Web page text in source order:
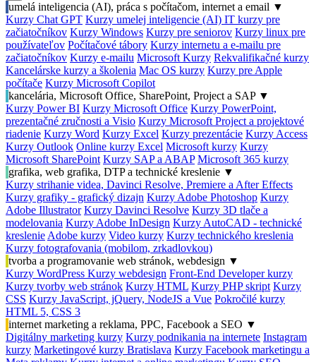
umelá inteligencia (AI), práca s počítačom, internet a email ▼
Kurzy Chat GPT Kurzy umelej inteligencie (AI) IT kurzy pre
začiatočníkov Kurzy Windows Kurzy pre seniorov Kurzy linux pre
používateľov Počítačové tábory Kurzy internetu a e-mailu pre
začiatočníkov Kurzy e-mailu Microsoft Kurzy Rekvalifikačné kurzy
Kancelárske kurzy a školenia Mac OS kurzy Kurzy pre Apple
počítače Kurzy Microsoft Copilot
kancelária, Microsoft Office, SharePoint, Project a SAP ▼
Kurzy Power BI Kurzy Microsoft Office Kurzy PowerPoint,
prezentačné zručnosti a Visio Kurzy Microsoft Project a projektové
riadenie Kurzy Word Kurzy Excel Kurzy prezentácie Kurzy Access
Kurzy Outlook Online kurzy Excel Microsoft kurzy Kurzy
Microsoft SharePoint Kurzy SAP a ABAP Microsoft 365 kurzy
grafika, web grafika, DTP a technické kreslenie ▼
Kurzy strihanie videa, Davinci Resolve, Premiere a After Effects
Kurzy grafiky - grafický dizajn Kurzy Adobe Photoshop Kurzy
Adobe Illustrator Kurzy Davinci Resolve Kurzy 3D tlače a
modelovania Kurzy Adobe InDesign Kurzy AutoCAD - technické
kreslenie Adobe kurzy Video kurzy Kurzy technického kreslenia
Kurzy fotografovania (mobilom, zrkadlovkou)
tvorba a programovanie web stránok, webdesign ▼
Kurzy WordPress Kurzy webdesign Front-End Developer kurzy
Kurzy tvorby web stránok Kurzy HTML Kurzy PHP skript Kurzy
CSS Kurzy JavaScript, jQuery, NodeJS a Vue Pokročilé kurzy
HTML 5, CSS 3
internet marketing a reklama, PPC, Facebook a SEO ▼
Digitálny marketing kurzy Kurzy podnikania na internete Instagram
kurzy Marketingové kurzy Bratislava Kurzy Facebook marketingu a